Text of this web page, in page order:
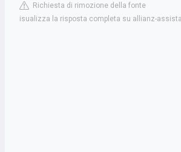
Richiesta di rimozione della fonte
isualizza la risposta completa su allianz-